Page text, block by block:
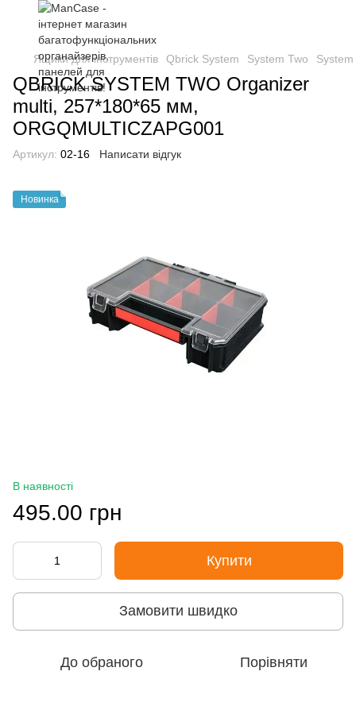
Ящики для інструментів Qbrick System System Two
QBRICK SYSTEM TWO Organizer
multi, 257*180*65 мм,
ORGQMULTICZAPG001
Артикул: 02-16 Написати відгук
Новинка
В наявності
495.00 грн
Купити
Замовити швидко
До обраного Порівняти